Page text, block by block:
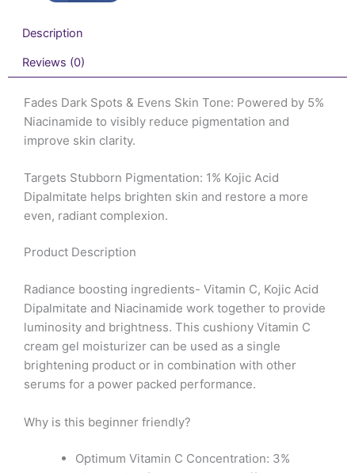
Description
Reviews (0)
Fades Dark Spots & Evens Skin Tone: Powered by 5%
Niacinamide to visibly reduce pigmentation and
improve skin clarity.
Targets Stubborn Pigmentation: 1% Kojic Acid
Dipalmitate helps brighten skin and restore a more
even, radiant complexion.
Product Description
Radiance boosting ingredients- Vitamin C, Kojic Acid
Dipalmitate and Niacinamide work together to provide
luminosity and brightness. This cushiony Vitamin C
cream gel moisturizer can be used as a single
brightening product or in combination with other
serums for a power packed performance.
Why is this beginner friendly?
Optimum Vitamin C Concentration: 3%